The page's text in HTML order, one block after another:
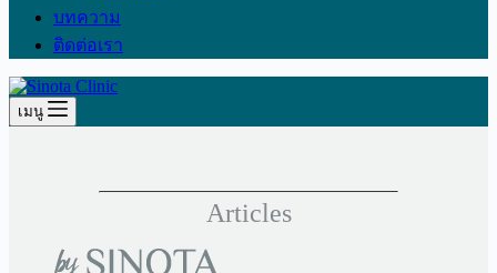
บทความ
ติดต่อเรา
เมนู
Articles